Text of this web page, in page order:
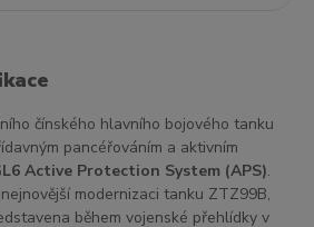
čínského hlavního bojového tanku
pancéřováním a aktivním
Active Protection System (APS).
modernizaci tanku ZTZ99B,
během vojenské přehlídky v